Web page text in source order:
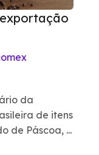
da
de itens
de Páscoa, ...